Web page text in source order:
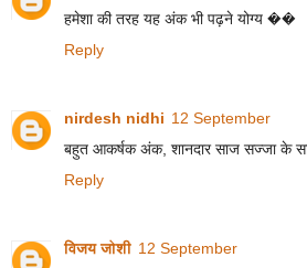
हमेशा की तरह यह अंक भी पढ़ने योग्य ��
Reply
nirdesh nidhi 12 September
बहुत आकर्षक अंक, शानदार साज सज्जा के
Reply
विजय जोशी 12 September